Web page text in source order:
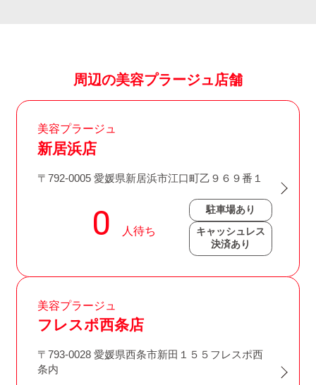
周辺の美容プラージュ店舗
美容プラージュ
新居浜店
〒792-0005 愛媛県新居浜市江口町乙９６９番１
駐車場あり
キャッシュレス
決済あり
美容プラージュ
フレスポ西条店
〒793-0028 愛媛県西条市新田１５５フレスポ西
条内